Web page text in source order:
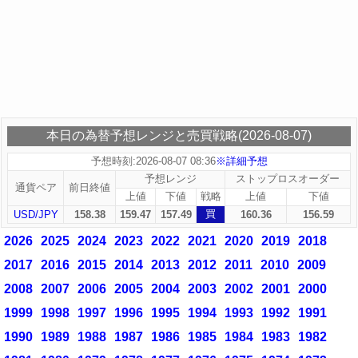
本日の為替予想レンジと売買戦略(2026-08-07)
予想時刻:2026-08-07 08:36※詳細予想
通貨ペア 前日終値
予想レンジ
ストップロスオーダー
上値
下値 戦略 上値
下値
USD/JPY
158.38 159.47 157.49 買 160.36 156.59
2026 2025 2024 2023 2022 2021 2020 2019 2018
2017 2016 2015 2014 2013 2012 2011 2010 2009
2008 2007 2006 2005 2004 2003 2002 2001 2000
1999
1998 1997 1996 1995 1994 1993 1992
1991
1990
1989 1988 1987 1986 1985 1984 1983
1982